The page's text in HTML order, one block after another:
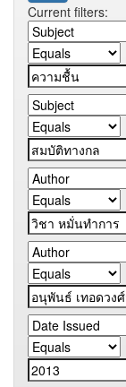
Current filters: